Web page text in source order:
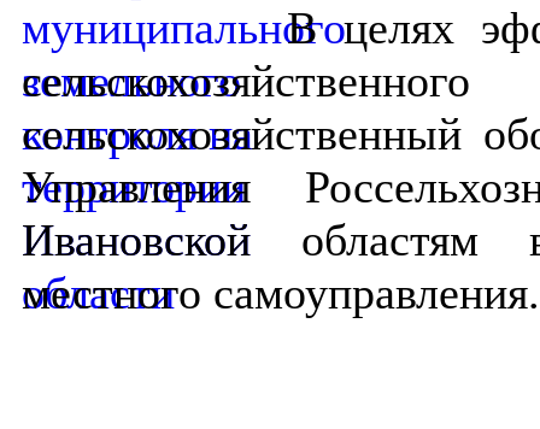
В целях
сельскохозяйственный
Управления
Ивановской областям
местного самоуправления.